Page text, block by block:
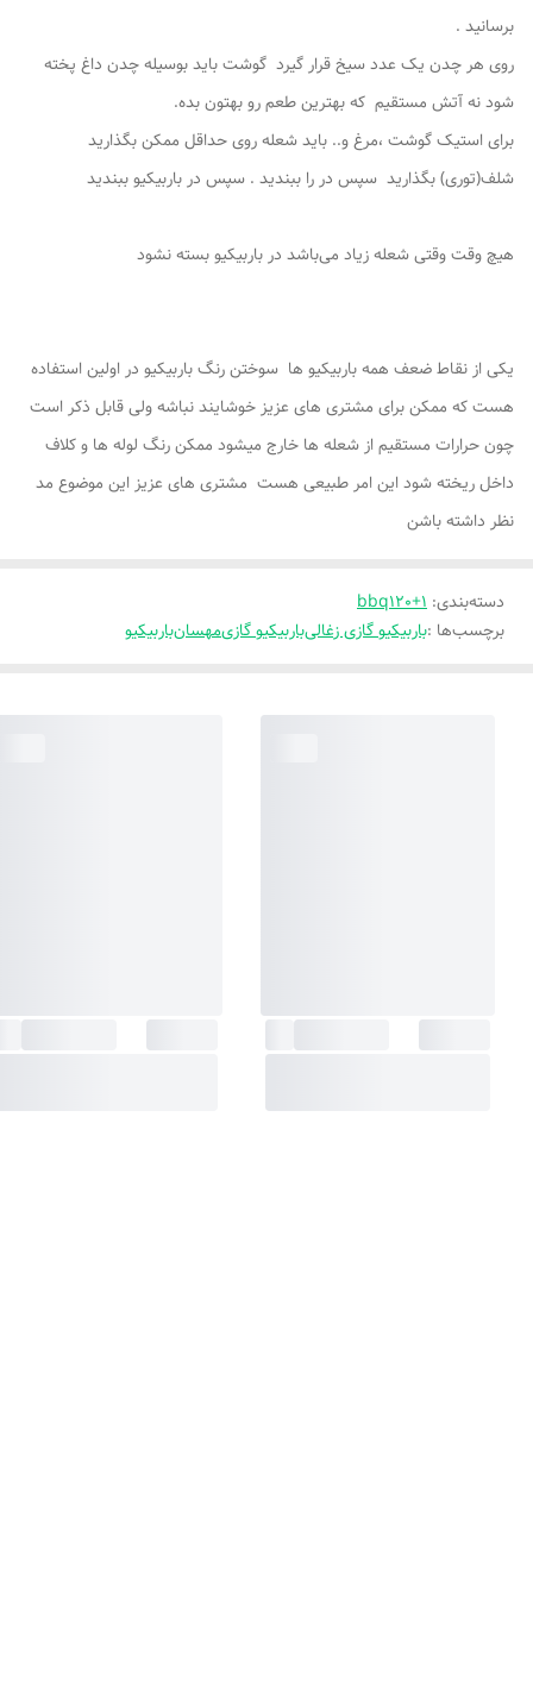
برسانید .
روی هر چدن یک عدد سیخ قرار گیرد گوشت باید بوسیله چدن داغ پخته
شود نه آتش مستقیم که بهترین طعم رو بهتون بده.
برای استیک گوشت ،مرغ و.. باید شعله روی حداقل ممکن بگذارید
شلف(توری) بگذارید سپس در را ببندید . سپس در باربیکیو ببندید
هیچ وقت وقتی شعله زیاد می‌باشد در باربیکیو بسته نشود
یکی از نقاط ضعف همه باربیکیو ها سوختن رنگ باربیکیو در اولین استفاده
هست که ممکن برای مشتری های عزیز خوشایند نباشه ولی قابل ذکر است
چون حرارات مستقیم از شعله ها خارج میشود ممکن رنگ لوله ها و کلاف
داخل ریخته شود این امر طبیعی هست مشتری های عزیز این موضوع مد
نظر داشته باشن
دسته‌بندی:
bbq120+1
برچسب‌ها :باربیکیو گازی زغالیباربیکیو گازیمهسانباربیکیو